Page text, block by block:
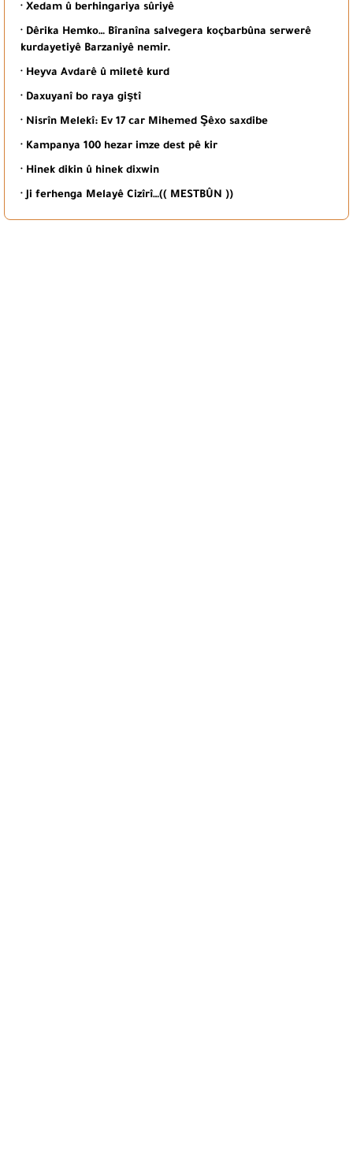
· Xedam û berhingariya sûriyê
· Dêrika Hemko… Bîranîna salvegera koçbarbûna serwerê
kurdayetiyê Barzaniyê nemir.
· Heyva Avdarê û miletê kurd
· Daxuyanî bo raya giştî
· Nisrîn Melekî: Ev 17 car Mihemed Şêxo saxdibe
· Kampanya 100 hezar imze dest pê kir
· Hinek dikin û hinek dixwin
· Ji ferhenga Melayê Cizîrî…(( MESTBÛN ))